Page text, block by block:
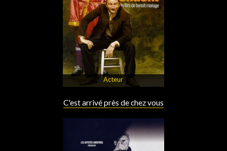
Acteur
C'est arrivé près de chez vous